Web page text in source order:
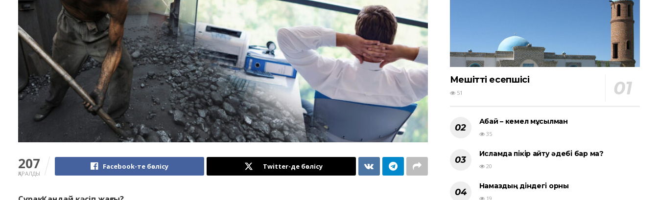
207
ҚАРАЛДЫ
Facebook-те бөлісу Twitter-де бөлісу
Мешіттің есепшісі
51
Абай – кемел мұсылман
35
Исламда пікір айту әдебі бар ма?
20
Намаздың діндегі орны
19